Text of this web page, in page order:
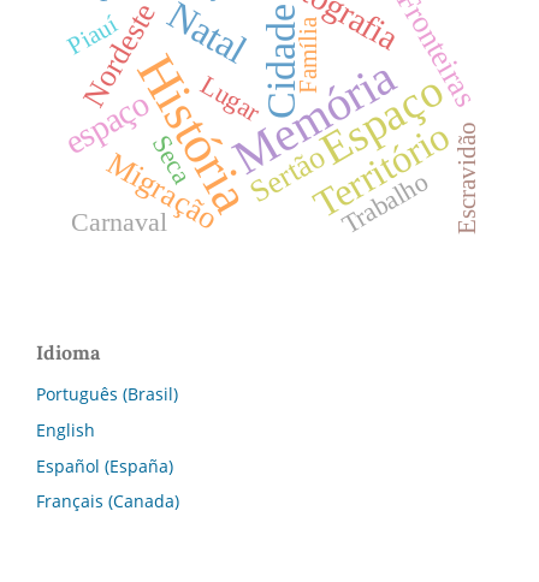
HistóriaMemória
Espaço
Cidade
Território
Natal
espaço
Migração
Fronteiras
Sertão
Nordeste
Trabalho
Seca
Carnaval
Lugar
Piauí
Escravidão
Família
Idioma
Português (Brasil)
English
Español (España)
Français (Canada)